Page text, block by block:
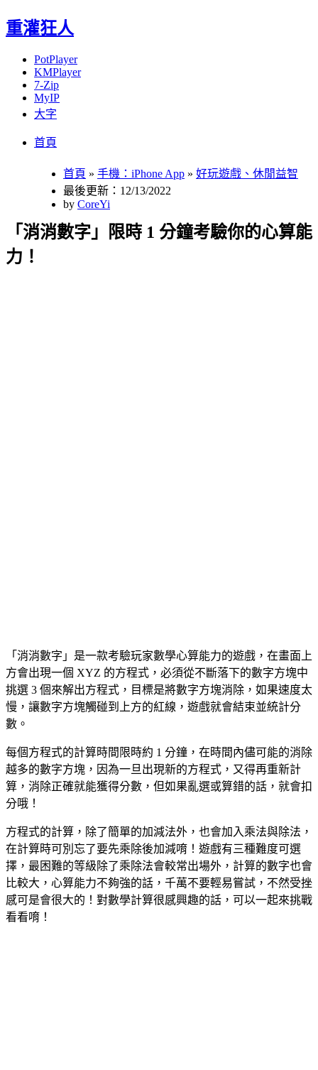
重灌狂人
PotPlayer
KMPlayer
7-Zip
MyIP
大字
首頁
首頁 » 手機：iPhone App » 好玩遊戲、休閒益智
最後更新：12/13/2022
by CoreYi
「消消數字」限時 1 分鐘考驗你的心算能
力！
「消消數字」是一款考驗玩家數學心算能力的遊戲，在畫面上
方會出現一個 XYZ 的方程式，必須從不斷落下的數字方塊中
挑選 3 個來解出方程式，目標是將數字方塊消除，如果速度太
慢，讓數字方塊觸碰到上方的紅線，遊戲就會結束並統計分
數。
每個方程式的計算時間限時約 1 分鐘，在時間內儘可能的消除
越多的數字方塊，因為一旦出現新的方程式，又得再重新計
算，消除正確就能獲得分數，但如果亂選或算錯的話，就會扣
分哦！
方程式的計算，除了簡單的加減法外，也會加入乘法與除法，
在計算時可別忘了要先乘除後加減唷！遊戲有三種難度可選
擇，最困難的等級除了乘除法會較常出場外，計算的數字也會
比較大，心算能力不夠強的話，千萬不要輕易嘗試，不然受挫
感可是會很大的！對數學計算很感興趣的話，可以一起來挑戰
看看唷！